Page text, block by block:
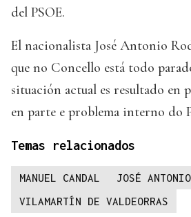
del PSOE.
El nacionalista José Antonio
que no Concello está todo
situación actual es resultado en
en parte e problema interno do
Temas relacionados
MANUEL CANDAL
JOSÉ
VILAMARTÍN DE VALDEORRAS